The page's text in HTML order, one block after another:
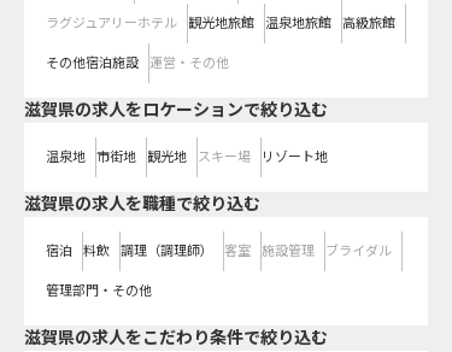
ラグジュアリーホテル 観光地旅館 温泉地旅館 高級旅館
その他宿泊施設 運営・その他
滋賀県の求人をロケーションで絞り込む
温泉地 市街地 観光地 スキー場 リゾート地
滋賀県の求人を職種で絞り込む
宿泊 料飲 調理（調理師） 客室 施設管理 ブライダル
管理部門・その他
滋賀県の求人をこだわり条件で絞り込む